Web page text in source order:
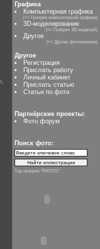
,
Графика
Компьютерная графика
(<< Галерея компьютерной графики)
3D-моделирование
(<< Галерея 3D-моделей)
Другое
(<< Другие фотогалереи)
Другое
Регистрация
Прислать работу
Личный кабинет
Прислать статью
Статьи по фото
Партнёрские проекты:
Фото форум
Поиск фото:
Top галереи "PHOTO"